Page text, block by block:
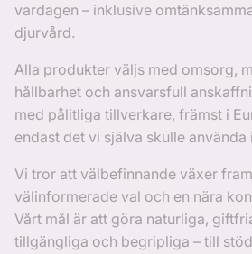
vardagen – inklusive
djurvård.
Alla produkter väljs med omsorg,
hållbarhet och ansvarsfull
med pålitliga tillverkare, främst i
endast det vi själva skulle använda
Vi tror att välbefinnande växer
välinformerade val och en nära
Vårt mål är att göra naturliga,
tillgängliga och begripliga – till